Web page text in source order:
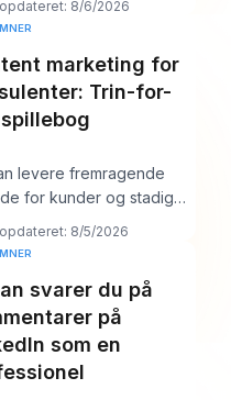
a
8/6/2026
marketing for
Trin-for-
levere fremragende
for kunder og stadig
mærkeligt usynlig
Arbejdet b
8/5/2026
svarer du på
på
som en